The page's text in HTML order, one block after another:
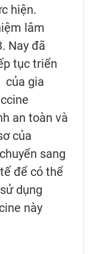
hiện.
lâm
Nay đã
tục triển
của gia
an toàn và
của
sang
để có thể
dụng
này